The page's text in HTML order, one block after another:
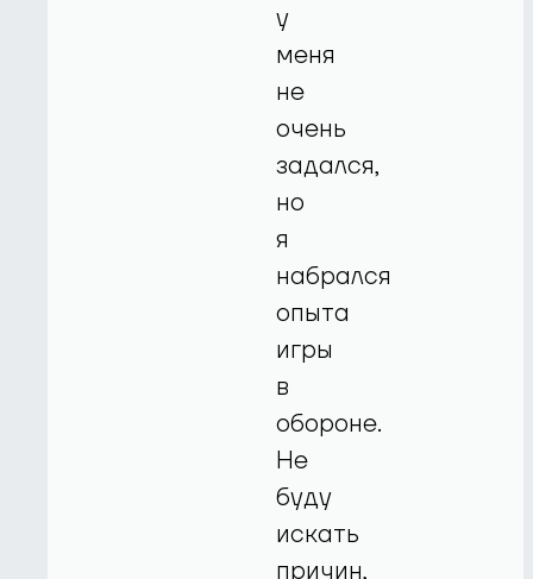
у
меня
не
очень
задался,
но
я
набрался
опыта
игры
в
обороне.
Не
буду
искать
причин,